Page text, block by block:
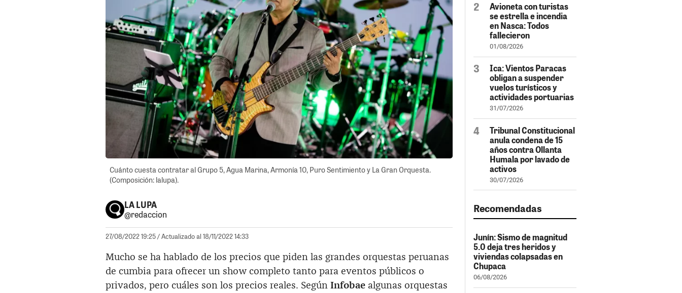
Cuánto cuesta contratar al Grupo 5, Agua Marina, Armonía 10, Puro Sentimiento y La Gran Orquesta.
(Composición: lalupa).
LA LUPA
@redaccion
27/08/2022 19:25/ Actualizado al 18/11/2022 14:33
Mucho se ha hablado de los precios que piden las grandes orquestas peruanas
de cumbia para ofrecer un show completo tanto para eventos públicos o
privados, pero cuáles son los precios reales. Según Infobae algunas orquestas
Avioneta con turistas
se estrella e incendia
en Nasca: Todos
fallecieron
01/08/2026
Ica: Vientos Paracas
obligan a suspender
vuelos turísticos y
actividades portuarias
31/07/2026
Tribunal Constitucional
anula condena de 15
años contra Ollanta
Humala por lavado de
activos
30/07/2026
Recomendadas
Junín: Sismo de magnitud
5.0 deja tres heridos y
viviendas colapsadas en
Chupaca
06/08/2026